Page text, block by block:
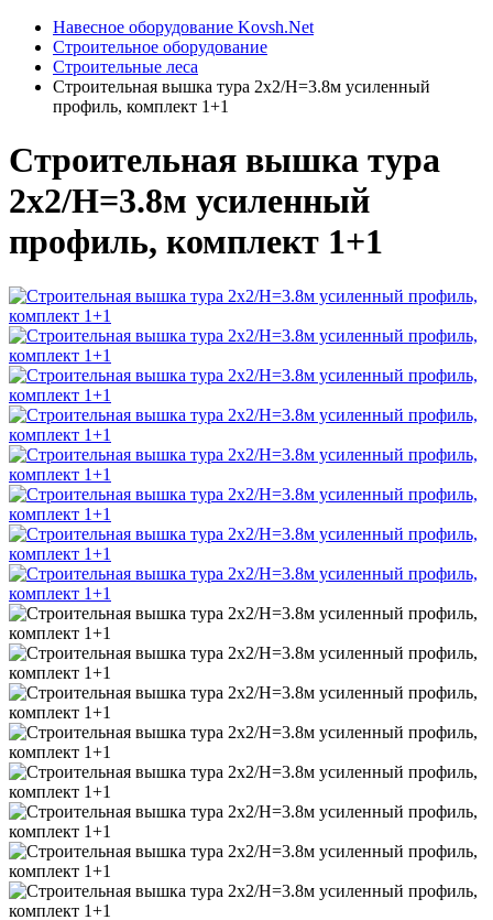
Навесное оборудование Kovsh.Net
Строительное оборудование
Строительные леса
Строительная вышка тура 2х2/Н=3.8м усиленный
профиль, комплект 1+1
Строительная вышка тура
2х2/Н=3.8м усиленный
профиль, комплект 1+1